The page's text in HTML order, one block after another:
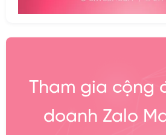
Tham gia cộng
doanh Zalo